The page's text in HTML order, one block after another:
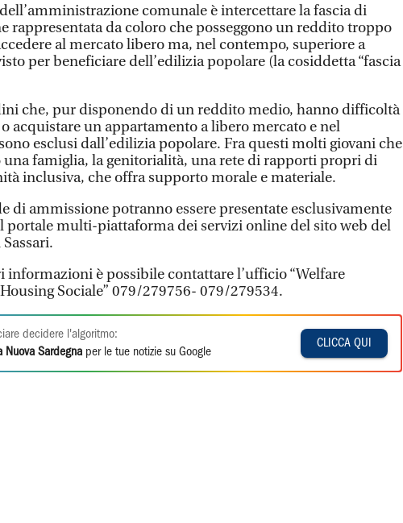
comunale è intercettare la fascia di
rappresentata da coloro che posseggono un reddito troppo
al mercato libero ma, nel contempo, superiore a
per beneficiare dell’edilizia popolare (la cosiddetta “fascia
che, pur disponendo di un reddito medio, hanno difficoltà
acquistare un appartamento a libero mercato e nel
esclusi dall’edilizia popolare. Fra questi molti giovani che
una famiglia, la genitorialità, una rete di rapporti propri di
inclusiva, che offra supporto morale e materiale.
di ammissione potranno essere presentate esclusivamente
portale multi-piattaforma dei servizi online del sito web del
informazioni è possibile contattare l’ufficio “Welfare
Sociale” 079/279756- 079/279534.
decidere l'algoritmo:
Nuova Sardegna per le tue notizie su Google
CLICCA QUI